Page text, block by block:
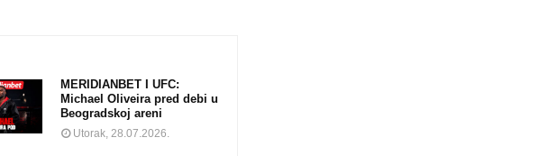
MERIDIANBET I UFC:
Michael Oliveira pred debi u
Beogradskoj areni
Utorak, 28.07.2026.